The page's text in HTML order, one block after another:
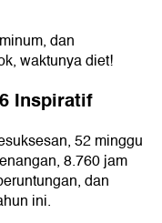
dan
waktunya diet!
Inspiratif
52 minggu
8.760 jam
dan
ini.